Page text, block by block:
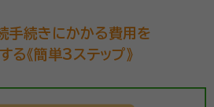
手続きにかかる費用を
る《簡単3ステップ》